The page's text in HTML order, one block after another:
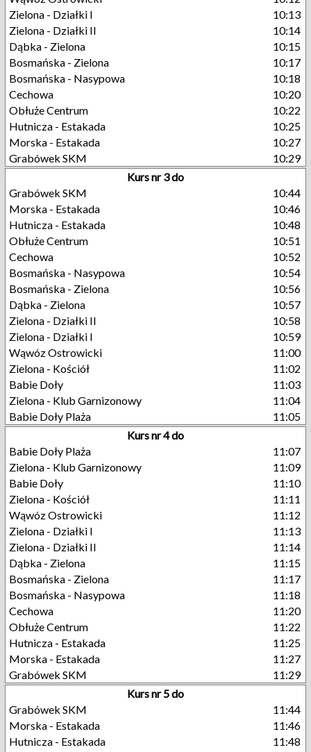
Zielona - Działki I
10:13
Zielona - Działki II
10:14
Dąbka - Zielona
10:15
Bosmańska - Zielona
10:17
Bosmańska - Nasypowa
10:18
Cechowa
10:20
Obłuże Centrum
10:22
Hutnicza - Estakada
10:25
Morska - Estakada
10:27
Grabówek SKM
10:29
Kurs nr 3 do
Grabówek SKM
10:44
Morska - Estakada
10:46
Hutnicza - Estakada
10:48
Obłuże Centrum
10:51
Cechowa
10:52
Bosmańska - Nasypowa
10:54
Bosmańska - Zielona
10:56
Dąbka - Zielona
10:57
Zielona - Działki II
10:58
Zielona - Działki I
10:59
Wąwóz Ostrowicki
11:00
Zielona - Kościół
11:02
Babie Doły
11:03
Zielona - Klub Garnizonowy
11:04
Babie Doły Plaża
11:05
Kurs nr 4 do
Babie Doły Plaża
11:07
Zielona - Klub Garnizonowy
11:09
Babie Doły
11:10
Zielona - Kościół
11:11
Wąwóz Ostrowicki
11:12
Zielona - Działki I
11:13
Zielona - Działki II
11:14
Dąbka - Zielona
11:15
Bosmańska - Zielona
11:17
Bosmańska - Nasypowa
11:18
Cechowa
11:20
Obłuże Centrum
11:22
Hutnicza - Estakada
11:25
Morska - Estakada
11:27
Grabówek SKM
11:29
Kurs nr 5 do
Grabówek SKM
11:44
Morska - Estakada
11:46
Hutnicza - Estakada
11:48